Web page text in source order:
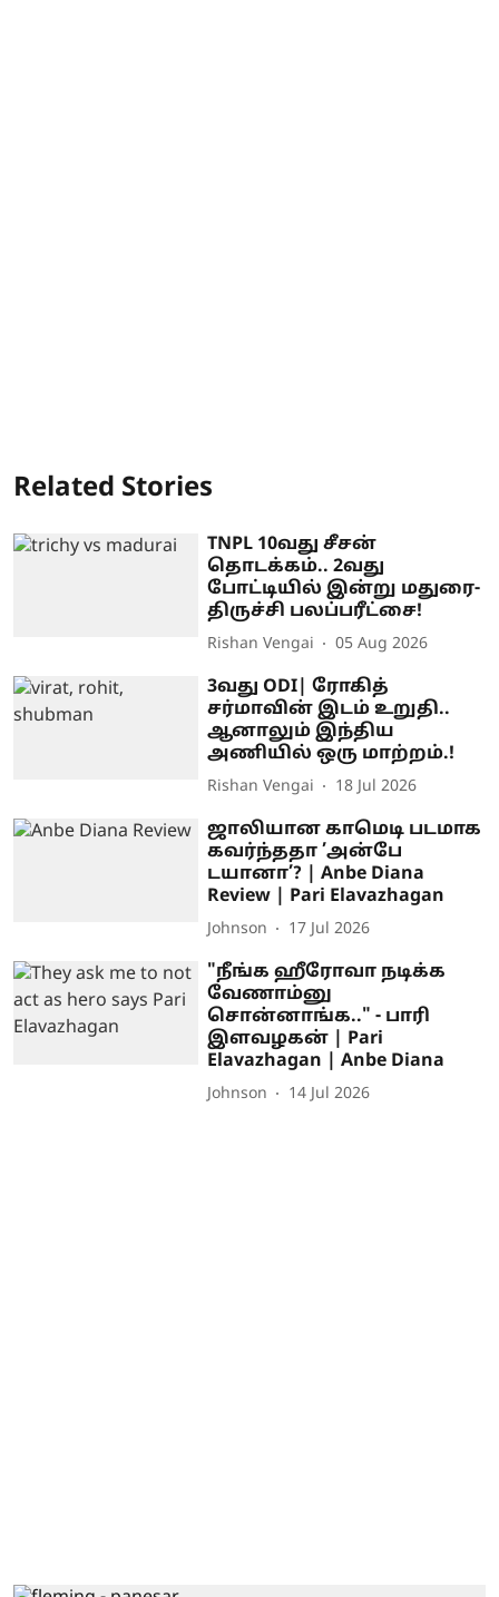
Related Stories
TNPL 10வது சீசன்
தொடக்கம்.. 2வது
போட்டியில் இன்று மதுரை-
திருச்சி பலப்பரீட்சை!
Rishan Vengai 05 Aug 2026
3வது ODI| ரோகித்
சர்மாவின் இடம் உறுதி..
ஆனாலும் இந்திய
அணியில் ஒரு மாற்றம்.!
Rishan Vengai 18 Jul 2026
ஜாலியான காமெடி படமாக
கவர்ந்ததா ’அன்பே
டயானா’? | Anbe Diana
Review | Pari Elavazhagan
Johnson 17 Jul 2026
"நீங்க ஹீரோவா நடிக்க
வேணாம்னு
சொன்னாங்க.." - பாரி
இளவழகன் | Pari
Elavazhagan | Anbe Diana
Johnson 14 Jul 2026